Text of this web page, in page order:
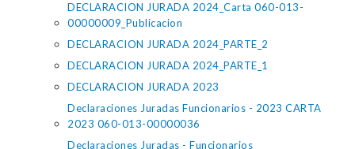
DECLARACION JURADA 2024_Carta 060-013-
00000009_Publicacion
DECLARACION JURADA 2024_PARTE_2
DECLARACION JURADA 2024_PARTE_1
DECLARACION JURADA 2023
Declaraciones Juradas Funcionarios - 2023 CARTA
2023 060-013-00000036
Declaraciones Juradas - Funcionarios